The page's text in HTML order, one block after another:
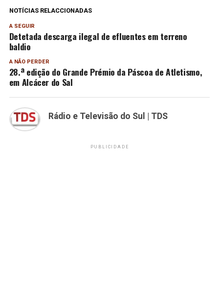
NOTÍCIAS RELACCIONADAS
A SEGUIR
Detetada descarga ilegal de efluentes em terreno
baldio
A NÃO PERDER
28.ª edição do Grande Prémio da Páscoa de Atletismo,
em Alcácer do Sal
Rádio e Televisão do Sul | TDS
PUBLICIDADE